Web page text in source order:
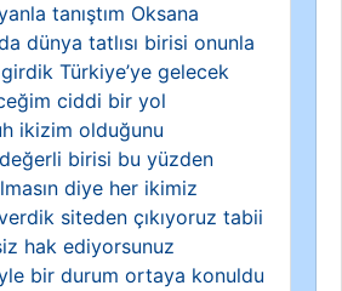
tanıştım Oksana
dünya tatlısı birisi onunla
Türkiye’ye gelecek
ciddi bir yol
ikizim olduğunu
birisi bu yüzden
diye her ikimiz
siteden çıkıyoruz tabii
hak ediyorsunuz
bir durum ortaya konuldu